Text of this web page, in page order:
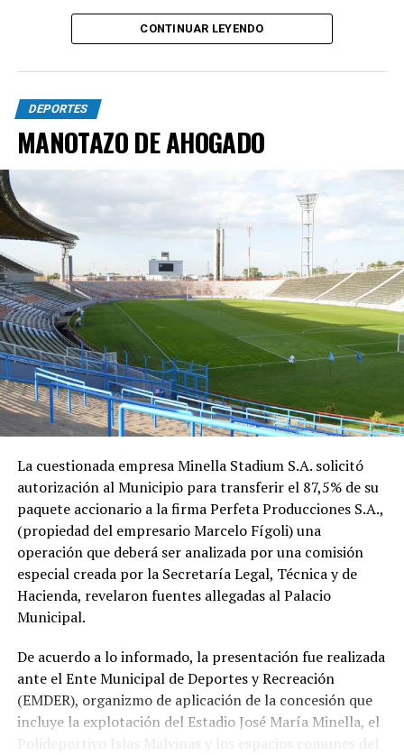
Foto Alan Sosa festeja su golazo en el Gigante de
Arroyito. FotobairesCONTINUAR LEYENDO
DEPORTES
MANOTAZO DE AHOGADO
La cuestionada empresa Minella Stadium S.A. solicitó
autorización al Municipio para transferir el 87,5% de su
paquete accionario a la firma Perfeta Producciones S.A.,
(propiedad del empresario Marcelo Fígoli) una
operación que deberá ser analizada por una comisión
especial creada por la Secretaría Legal, Técnica y de
Hacienda, revelaron fuentes allegadas al Palacio
Municipal.
De acuerdo a lo informado, la presentación fue realizada
ante el Ente Municipal de Deportes y Recreación
(EMDER), organizmo de aplicación de la concesión que
incluye la explotación del Estadio José María Minella, el
Polideportivo Islas Malvinas y los espacios comunes del